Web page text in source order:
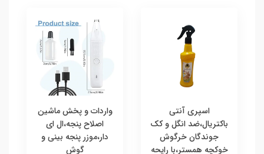
اسپری آنتی
باکتریال،ضد انگل و کک
جوندگان خرگوش
خوکچه همستر،با رایحه
واردات و پخش ماشین
اصلاح پنجه،ال ای
دار،موزر پنجه بینی و
گوش